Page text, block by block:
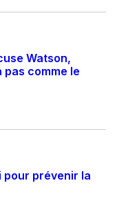
Watson,
comme le
pour prévenir la